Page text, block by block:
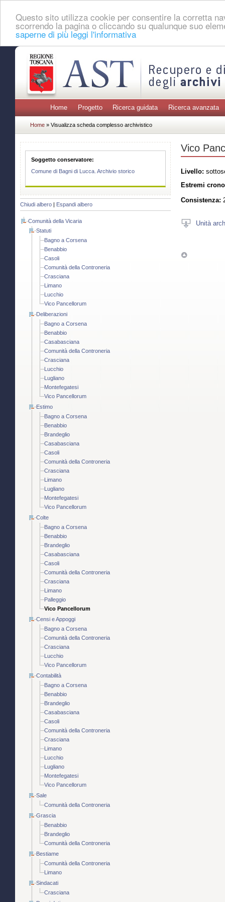
Questo sito utilizza cookie per consentire la corretta
scorrendo la pagina o cliccando su qualunque suo
saperne di più leggi l'informativa
Home Progetto Ricerca guidata Ricerca avanzata
Home » Visualizza scheda complesso archivistico
Soggetto conservatore:
Comune di Bagni di Lucca. Archivio storico
Chiudi albero Espandi albero
Comunità della Vicaria
Statuti
Bagno a Corsena
Benabbio
Casoli
Comunità della Controneria
Crasciana
Limano
Lucchio
Vico Pancellorum
Deliberazioni
Bagno a Corsena
Benabbio
Casabasciana
Comunità della Controneria
Crasciana
Lucchio
Lugliano
Montefegatesi
Vico Pancellorum
Estimo
Bagno a Corsena
Benabbio
Brandeglio
Casabasciana
Casoli
Comunità della Controneria
Crasciana
Limano
Lugliano
Montefegatesi
Vico Pancellorum
Colte
Bagno a Corsena
Benabbio
Brandeglio
Casabasciana
Casoli
Comunità della Controneria
Crasciana
Limano
Palleggio
Vico Pancellorum
Censi e Appoggi
Bagno a Corsena
Comunità della Controneria
Crasciana
Lucchio
Vico Pancellorum
Contabilità
Bagno a Corsena
Benabbio
Brandeglio
Casabasciana
Casoli
Comunità della Controneria
Crasciana
Limano
Lucchio
Lugliano
Montefegatesi
Vico Pancellorum
Sale
Comunità della Controneria
Grascia
Benabbio
Brandeglio
Comunità della Controneria
Bestiame
Comunità della Controneria
Limano
Sindacati
Crasciana
Vico
Livello:
Estremi
Consistenza:
Unità